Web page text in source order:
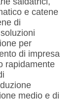
e catene
di
per
di impresa
rapidamente
medio e di